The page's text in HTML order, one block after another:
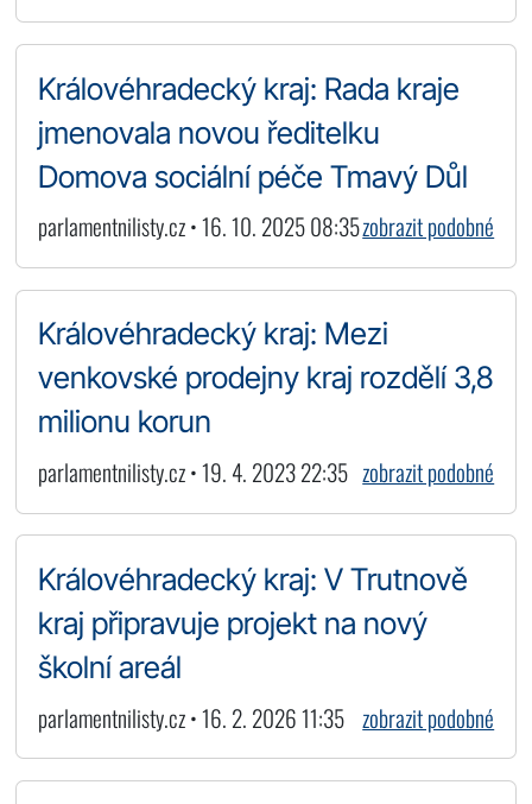
Královéhradecký kraj: Rada kraje
jmenovala novou ředitelku
Domova sociální péče Tmavý Důl
parlamentnilisty.cz • 16. 10. 2025 08:35zobrazit podobné
Královéhradecký kraj: Mezi
venkovské prodejny kraj rozdělí 3,8
milionu korun
parlamentnilisty.cz • 19. 4. 2023 22:35 zobrazit podobné
Královéhradecký kraj: V Trutnově
kraj připravuje projekt na nový
školní areál
parlamentnilisty.cz • 16. 2. 2026 11:35 zobrazit podobné